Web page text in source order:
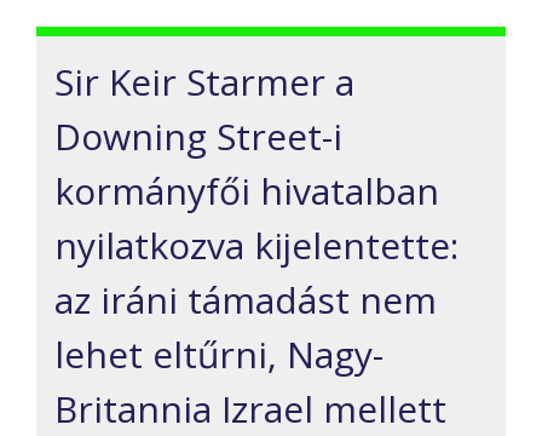
Sir Keir Starmer a
Downing Street-i
kormányfői hivatalban
nyilatkozva kijelentette:
az iráni támadást nem
lehet eltűrni, Nagy-
Britannia Izrael mellett